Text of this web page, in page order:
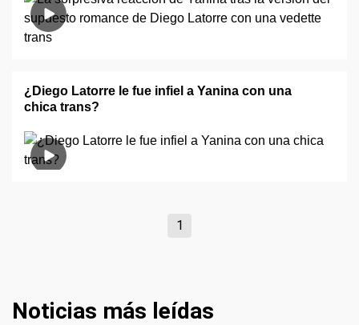
¿Diego Latorre le fue infiel a Yanina con una
chica trans?
1
Noticias más leídas